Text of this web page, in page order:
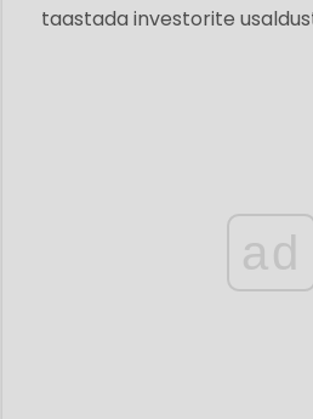
taastada investorite
ad